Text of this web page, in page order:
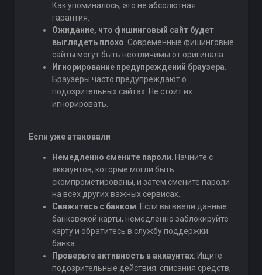
Как упоминалось, это не абсолютная
гарантия.
Ожидание, что фишинговый сайт будет
выглядеть плохо . Современные фишинговые
сайты могут быть неотличимы от оригинала.
Игнорирование предупреждений браузера
Браузеры часто предупреждают о
подозрительных сайтах. Не стоит их
игнорировать.
Если уже атаковали
Немедленно смените пароли . Начните с
аккаунтов, которые могли быть
скомпрометированы, и затем смените пароли
на всех других важных сервисах.
Свяжитесь с банком . Если вы ввели данные
банковской карты, немедленно заблокируйте
карту и обратитесь в службу поддержки
банка.
Проверьте активность в аккаунтах. Ищите
подозрительные действия: списания средств,